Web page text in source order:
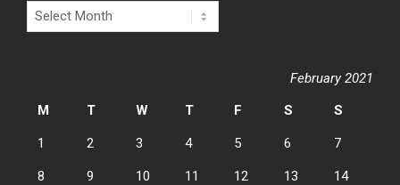
Archives
February 2021
M
T W T F S S
1 2 3 4 5 6 7
8 9 10 11 12 13 14